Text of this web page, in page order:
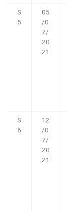
S
5
05
/0
7/
20
21
S
6
12
/0
7/
20
21